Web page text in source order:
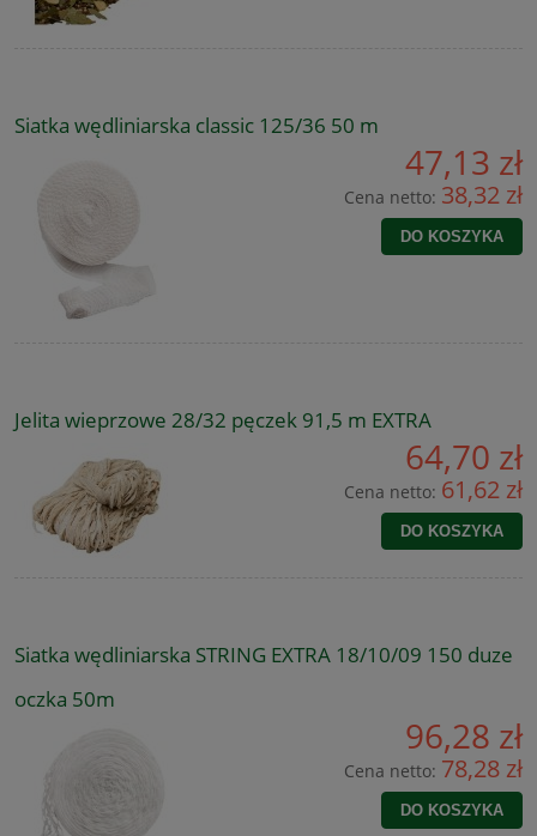
Siatka wędliniarska classic 125/36 50 m
47,13 zł
Cena netto: 38,32 zł
DO KOSZYKA
Jelita wieprzowe 28/32 pęczek 91,5 m EXTRA
64,70 zł
Cena netto: 61,62 zł
DO KOSZYKA
Siatka wędliniarska STRING EXTRA 18/10/09 150 duze
oczka 50m
96,28 zł
Cena netto: 78,28 zł
DO KOSZYKA